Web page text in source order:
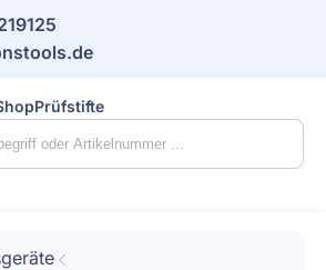
Prüfstifte